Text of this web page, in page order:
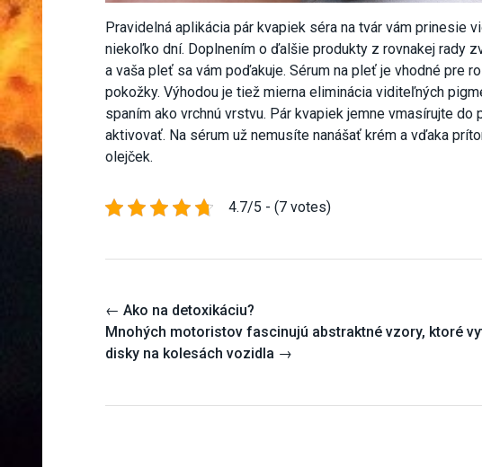
Pravidelná aplikácia pár kvapiek séra na tvár vám prinesie
niekoľko dní. Doplnením o ďalšie produkty z rovnakej rady
a vaša pleť sa vám poďakuje. Sérum na pleť je vhodné pre
pokožky. Výhodou je tiež mierna eliminácia viditeľných
spaním ako vrchnú vrstvu. Pár kvapiek jemne vmasírujte do
aktivovať. Na sérum už nemusíte nanášať krém a vďaka
olejček.
4.7/5 - (7 votes)
Post
navigation
← Ako na detoxikáciu?
Mnohých motoristov fascinujú abstraktné vzory, ktoré
disky na kolesách vozidla →